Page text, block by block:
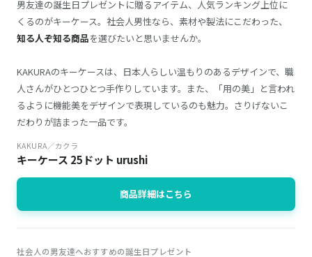
男友達の誕生日プレゼントに贈るアイテム、人気ランキング上位に
くるのがキーケース。社会人男性なら、素材や製法にこだわった、
知る人ぞ知る商品を選びたいと思いませんか。
KAKURAのキーケースは、日本人らしい温もりのあるデザインで、職
人さんがひとつひとつ手作りしています。また、「用の美」と言われ
るように機能美をデザインで表現しているのも魅力。さりげないこ
だわりが詰まった一品です。
KAKURA／カクラ
キーケース 25ドット urushi
商品詳細はこちら
社会人の男友達へおすすめの誕生日プレゼント